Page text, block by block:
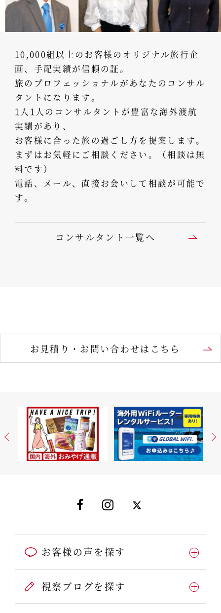
10,000組以上のお客様のオリジナル旅行企
画、手配実績が信頼の証。
旅のプロフェッショナルがあなたのコンサル
タントになります。
1人1人のコンサルタントが豊富な海外渡航
実績があり、
お客様に合った旅の過ごし方を提案します。
まずはお気軽にご相談ください。（相談は無
料です）
電話、メール、直接お会いして相談が可能で
す。
コンサルタント一覧へ
お見積り・お問い合わせはこちら
お客様の声を探す
視察ブログを探す